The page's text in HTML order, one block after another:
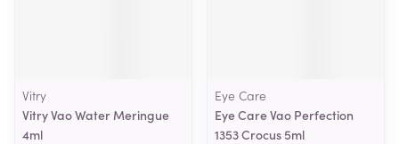
Vitry
Vitry Vao Water Meringue
4ml
Eye Care
Eye Care Vao Perfection
1353 Crocus 5ml